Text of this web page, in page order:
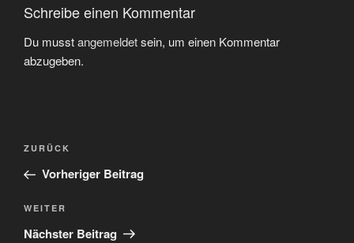
Schreibe einen Kommentar
Du musstangemeldetsein, um einen Kommentar
abzugeben.
Beitragsnavigation
Vorheriger
Beitrag
ZURÜCK
Vorheriger Beitrag
Nächster
Beitrag
WEITER
Nächster Beitrag